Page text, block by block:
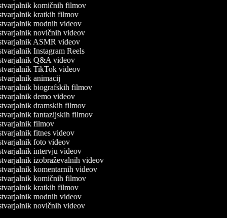
komičnih filmov
kratkih filmov
modnih videov
novičnih videov
ASMR videov
Instagram Reels
Q&A videov
TikTok videov
animacij
biografskih filmov
demo videov
dramskih filmov
fantazijskih filmov
filmov
fitnes videov
foto videov
intervju videov
izobraževalnih videov
komentarnih videov
komičnih filmov
kratkih filmov
modnih videov
novičnih videov